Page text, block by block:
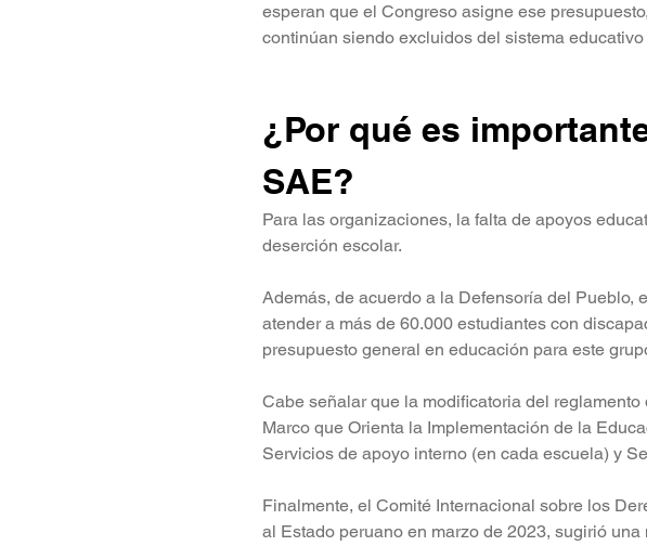
esperan que el Congreso asigne ese
continúan siendo excluidos del sistema educativo
¿Por qué es
SAE?
Para las organizaciones, la falta de apoyos
deserción escolar.
Además, de acuerdo a la Defensoría del Pueblo,
atender a más de 60.000 estudiantes con
presupuesto general en educación para este
Cabe señalar que la modificatoria del
Marco que Orienta la Implementación de la
Servicios de apoyo interno (en cada escuela) y
Finalmente, el Comité Internacional sobre los
al Estado peruano en marzo de 2023, sugirió